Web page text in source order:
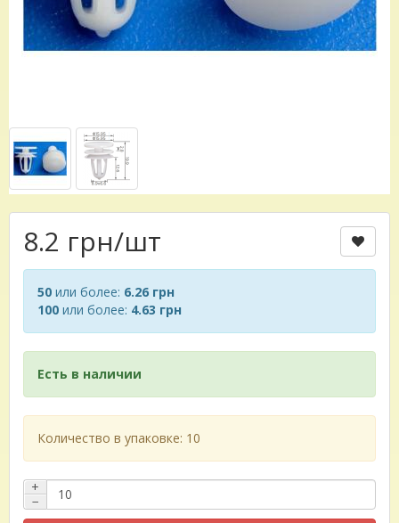
8.2 грн/шт
50 или более: 6.26 грн
100 или более: 4.63 грн
Есть в наличии
Количество в упаковке: 10
+
−